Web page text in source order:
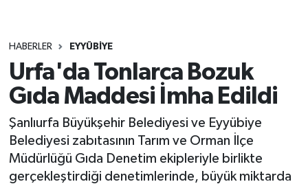
HABERLER EYYÜBİYE
Urfa'da Tonlarca Bozuk
Gıda Maddesi İmha Edildi
Şanlıurfa Büyükşehir Belediyesi ve Eyyübiye
Belediyesi zabıtasının Tarım ve Orman İlçe
Müdürlüğü Gıda Denetim ekipleriyle birlikte
gerçekleştirdiği denetimlerinde, büyük miktarda
Gündem
Kültür
Magazin
Tüm Manşetler
Son Dakika Haberleri
Haber Arşivi